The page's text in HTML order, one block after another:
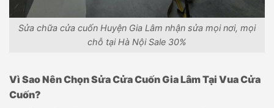
Sửa chữa cửa cuốn Huyện Gia Lâm nhận sửa mọi nơi, mọi
chỗ tại Hà Nội Sale 30%
Vì Sao Nên Chọn Sửa Cửa Cuốn Gia Lâm Tại Vua Cửa
Cuốn?